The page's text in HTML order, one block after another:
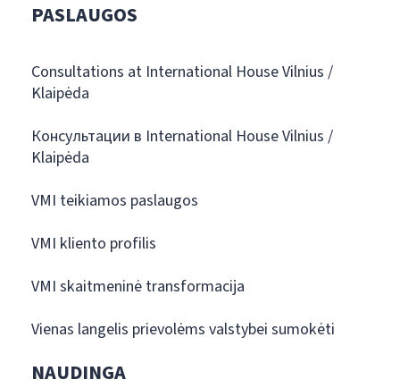
PASLAUGOS
Consultations at International House Vilnius /
Klaipėda
Консультации в International House Vilnius /
Klaipėda
VMI teikiamos paslaugos
VMI kliento profilis
VMI skaitmeninė transformacija
Vienas langelis prievolėms valstybei sumokėti
NAUDINGA